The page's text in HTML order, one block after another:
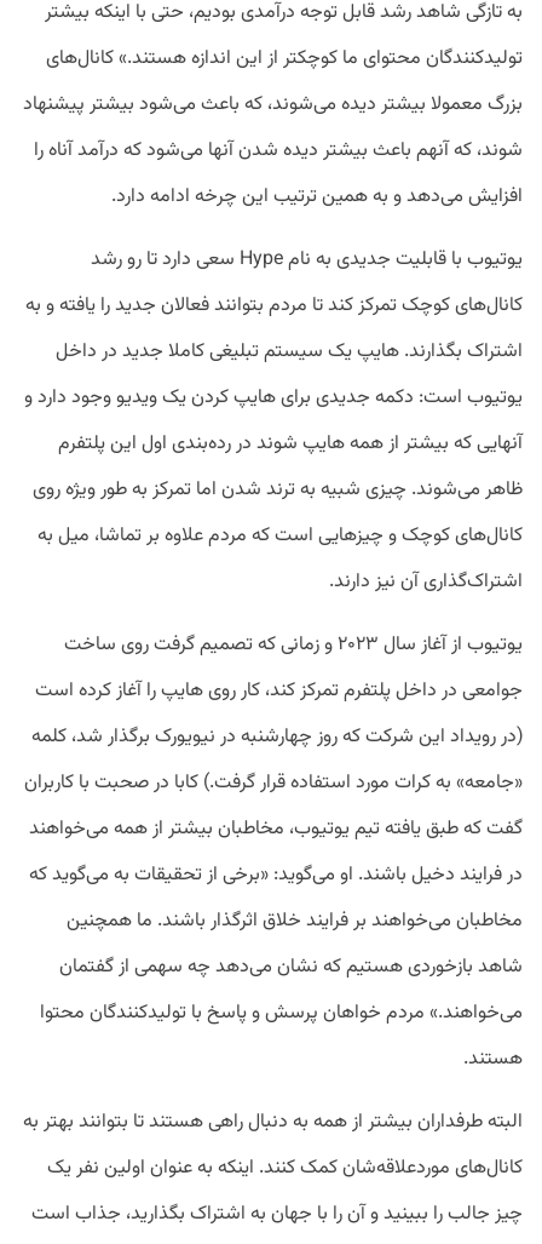
به تازگی شاهد رشد قابل توجه درآمدی بودیم، حتی با اینکه بیشتر
تولیدکنندگان محتوای ما کوچکتر از این اندازه هستند.» کانال‌های
بزرگ معمولا بیشتر دیده می‌شوند، که باعث می‌شود بیشتر پیشنهاد
شوند، که آنهم باعث بیشتر دیده شدن آنها می‌شود که درآمد آناه را
افزایش می‌دهد و به همین ترتیب این چرخه ادامه دارد.
یوتیوب با قابلیت جدیدی به نام Hype سعی دارد تا رو رشد
کانال‌های کوچک تمرکز کند تا مردم بتوانند فعالان جدید را یافته و به
اشتراک‌ بگذارند. هایپ یک سیستم تبلیغی کاملا جدید در داخل
یوتیوب است: دکمه جدیدی برای هایپ کردن یک ویدیو وجود دارد و
آنهایی که بیشتر از همه هایپ شوند در رده‌بندی اول این پلتفرم
ظاهر می‌شوند. چیزی شبیه به ترند شدن اما تمرکز به طور ویژه روی
کانال‌های کوچک و چیزهایی است که مردم علاوه بر تماشا،‌ میل به
اشتراک‌گذاری آن نیز دارند.
یوتیوب از آغاز سال ۲۰۲۳ و زمانی که تصمیم گرفت روی ساخت
جوامعی در داخل پلتفرم تمرکز کند، کار روی هایپ را آغاز کرده است
(در رویداد این شرکت که روز چهارشنبه در نیویورک برگذار شد، کلمه
«جامعه» به کرات مورد استفاده قرار گرفت.) کابا در صحبت با کاربران
گفت که طبق یافته تیم یوتیوب، مخاطبان بیشتر از همه می‌خواهند
در فرایند دخیل باشند. او می‌گوید:‌ «برخی از تحقیقات به می‌گوید که
مخاطبان می‌خواهند بر فرایند خلاق اثرگذار باشند. ما همچنین
شاهد بازخوردی هستیم که نشان می‌دهد چه سهمی از گفتمان
می‌خواهند.» مردم خواهان پرسش و پاسخ با تولیدکنندگان محتوا
هستند.
البته طرفداران بیشتر از همه به دنبال راهی هستند تا بتوانند بهتر به
کانال‌های موردعلاقه‌شان کمک کنند. اینکه به عنوان اولین نفر یک
چیز جالب را ببینید و آن را با جهان به اشتراک بگذارید، جذاب است